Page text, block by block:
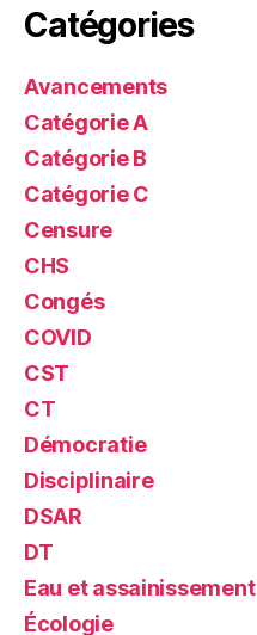
Catégories
Avancements
Catégorie A
Catégorie B
Catégorie C
Censure
CHS
Congés
COVID
CST
CT
Démocratie
Disciplinaire
DSAR
DT
Eau et assainissement
Écologie